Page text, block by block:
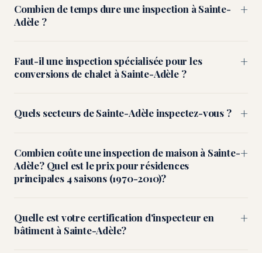
Combien de temps dure une inspection à Sainte-
Adèle ?
+
Faut-il une inspection spécialisée pour les
conversions de chalet à Sainte-Adèle ?
+
Quels secteurs de Sainte-Adèle inspectez-vous ? +
Combien coûte une inspection de maison à Sainte-
Adèle? Quel est le prix pour résidences
principales 4 saisons (1970-2010)?
+
Quelle est votre certification d'inspecteur en
bâtiment à Sainte-Adèle?
+